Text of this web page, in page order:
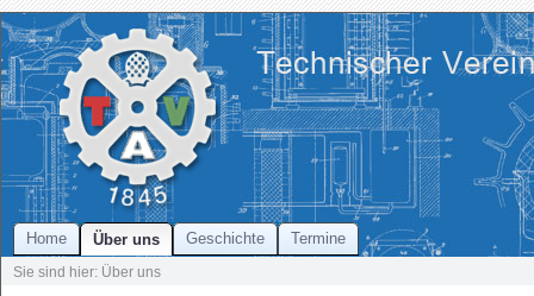
Home Über uns Geschichte Termine
Sie sind hier: Über uns